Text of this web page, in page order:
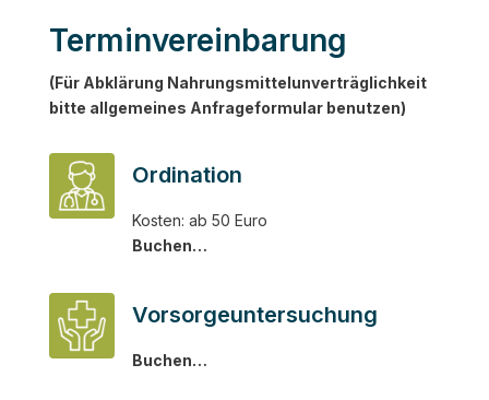
Terminvereinbarung
(Für Abklärung Nahrungsmittelunverträglichkeit
bitte allgemeines Anfrageformular benutzen)
Ordination
Kosten: ab 50 Euro
Buchen…
Vorsorgeuntersuchung
Buchen…